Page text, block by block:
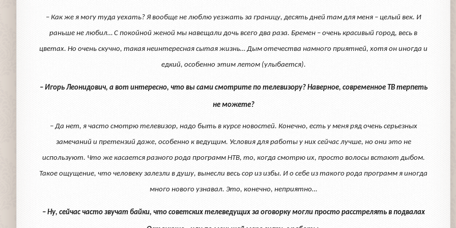
– Как же я могу туда уехать? Я вообще не люблю уезжать за границу, десять дней там для меня – целый век. И
раньше не любил… С покойной женой мы навещали дочь всего два раза. Бремен – очень красивый город, весь в
цветах. Но очень скучно, такая неинтересная сытая жизнь… Дым отечества намного приятней, хотя он иногда и
едкий, особенно этим летом (улыбается).
– Игорь Леонидович, а вот интересно, что вы сами смотрите по телевизору? Наверное, современное ТВ терпеть
не можете?
– Да нет, я часто смотрю телевизор, надо быть в курсе новостей. Конечно, есть у меня ряд очень серьезных
замечаний и претензий даже, особенно к ведущим. Условия для работы у них сейчас лучше, но они это не
используют. Что же касается разного рода программ НТВ, то, когда смотрю их, просто волосы встают дыбом.
Такое ощущение, что человеку залезли в душу, вынесли весь сор из избы. И о себе из такого рода программ я иногда
много нового узнавал. Это, конечно, неприятно…
– Ну, сейчас часто звучат байки, что советских телеведущих за оговорку могли просто расстрелять в подвалах